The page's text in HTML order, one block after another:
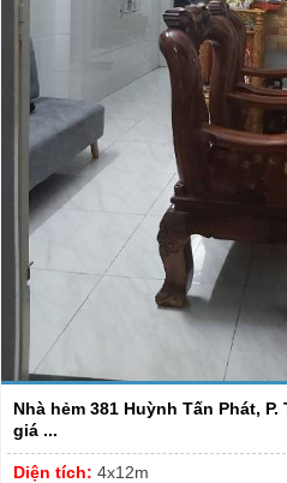
Nhà hẻm 381 Huỳnh Tấn Phát,
giá ...
Diện tích: 4x12m